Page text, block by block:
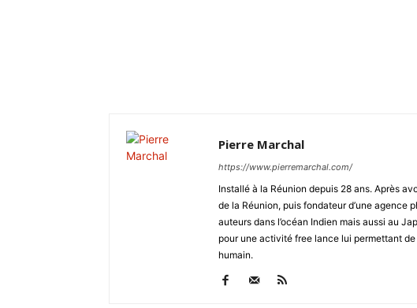
Pierre Marchal
https://www.pierremarchal.com/
Installé à la Réunion depuis 28 ans. Après
de la Réunion, puis fondateur d’une agence
auteurs dans l’océan Indien mais aussi au
pour une activité free lance lui permettant
humain.